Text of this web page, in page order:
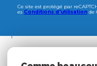
Ce site est protégé par
es Conditions d'utilisation de